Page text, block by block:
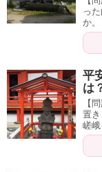
っ
か
平
は
【
置
嵯